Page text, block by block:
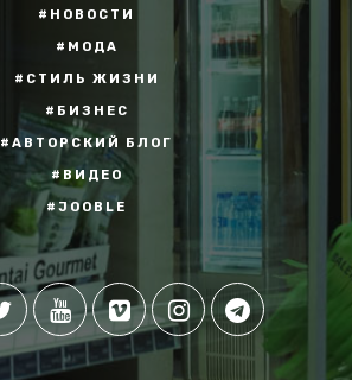
#НОВОСТИ
#МОДА
#СТИЛЬ ЖИЗНИ
#БИЗНЕС
#АВТОРСКИЙ БЛОГ
#ВИДЕО
#JOOBLE